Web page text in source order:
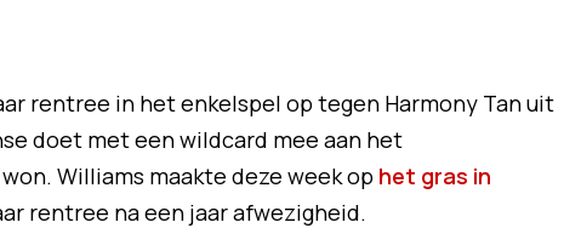
rentree in het enkelspel op tegen Harmony Tan uit
doet met een wildcard mee aan het
Williams maakte deze week op het gras in
rentree na een jaar afwezigheid.